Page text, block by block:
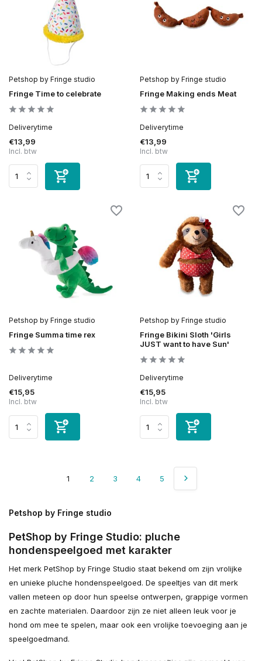
Petshop by Fringe studio
Fringe Time to celebrate
Deliverytime
€13,99
Incl. btw
Petshop by Fringe studio
Fringe Making ends Meat
Deliverytime
€13,99
Incl. btw
Petshop by Fringe studio
Fringe Summa time rex
Deliverytime
€15,95
Incl. btw
Petshop by Fringe studio
Fringe Bikini Sloth 'Girls
JUST want to have Sun'
Deliverytime
€15,95
Incl. btw
1 2 3 4 5
Petshop by Fringe studio
PetShop by Fringe Studio: pluche
hondenspeelgoed met karakter
Het merk PetShop by Fringe Studio staat bekend om zijn vrolijke
en unieke pluche hondenspeelgoed. De speeltjes van dit merk
vallen meteen op door hun speelse ontwerpen, grappige vormen
en zachte materialen. Daardoor zijn ze niet alleen leuk voor je
hond om mee te spelen, maar ook een vrolijke toevoeging aan je
speelgoedmand.